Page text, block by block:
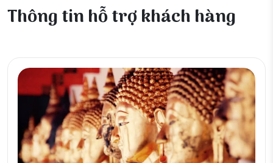
Thông tin hỗ trợ khách hàng